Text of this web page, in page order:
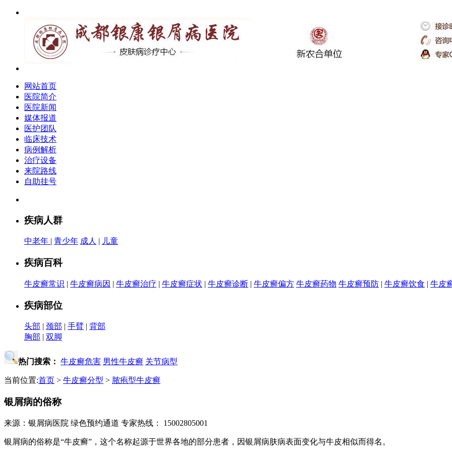
网站首页
医院简介
医院新闻
媒体报道
医护团队
临床技术
病例解析
治疗设备
来院路线
自助挂号
疾病人群
中老年 | 青少年 成人 | 儿童
疾病百科
牛皮癣常识 | 牛皮癣病因 | 牛皮癣治疗 | 牛皮癣症状 | 牛皮癣诊断 | 牛皮癣偏方 牛皮癣药物 牛皮癣预防 | 牛皮癣饮食 | 牛皮
疾病部位
头部 | 颈部 | 手臂 | 背部
胸部 | 双脚
热门搜索： 牛皮癣危害 男性牛皮癣 关节病型
当前位置:首页 > 牛皮癣分型 > 脓疱型牛皮癣
银屑病的俗称
来源：银屑病医院 绿色预约通道 专家热线： 15002805001
银屑病的俗称是“牛皮癣”，这个名称起源于世界各地的部分患者，因银屑病肤病表面变化与牛皮相似而得名。